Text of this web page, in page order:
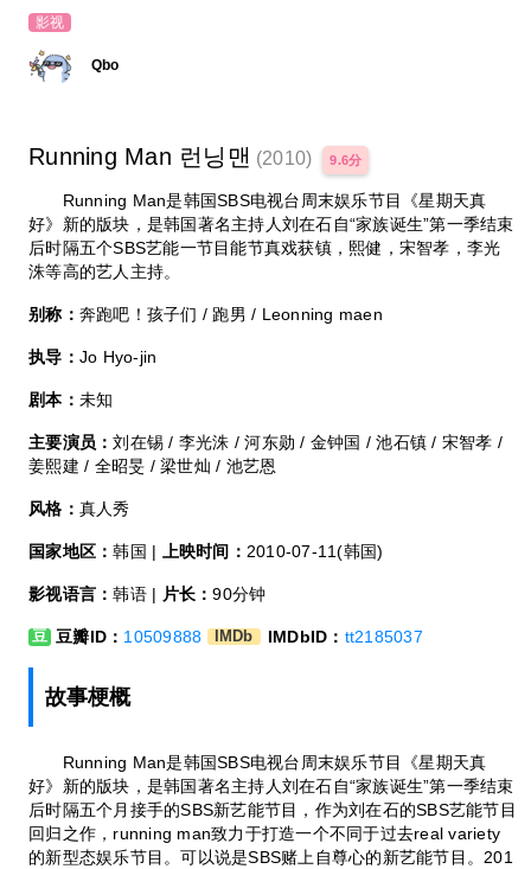
影视
Qbo
Running Man 런닝맨 (2010) 9.6分
Running Man是韩国SBS电视台周末娱乐节目《星期天真
好》新的版块，是韩国著名主持人刘在石自“家族诞生”第一季结束
后时隔五个SBS艺能一节目能节真戏获镇，熙健，宋智孝，李光
洙等高的艺人主持。
别称： 奔跑吧！孩子们 / 跑男 / Leonning maen
执导： Jo Hyo-jin
剧本： 未知
主要演员：刘在锡 / 李光洙 / 河东勋 / 金钟国 / 池石镇 / 宋智孝 /
姜熙建 / 全昭旻 / 梁世灿 / 池艺恩
风格： 真人秀
国家地区：韩国 | 上映时间： 2010-07-11(韩国)
影视语言：韩语 | 片长：90分钟
豆 豆瓣ID： 10509888 IMDb IMDbID： tt2185037
故事梗概
Running Man是韩国SBS电视台周末娱乐节目《星期天真
好》新的版块，是韩国著名主持人刘在石自“家族诞生”第一季结束
后时隔五个月接手的SBS新艺能节目，作为刘在石的SBS艺能节目
回归之作，running man致力于打造一个不同于过去real variety
的新型态娱乐节目。可以说是SBS赌上自尊心的新艺能节目。201